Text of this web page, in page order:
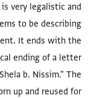
is very legalistic and
to be describing
It ends with the
b. Nissim." The
up and reused for